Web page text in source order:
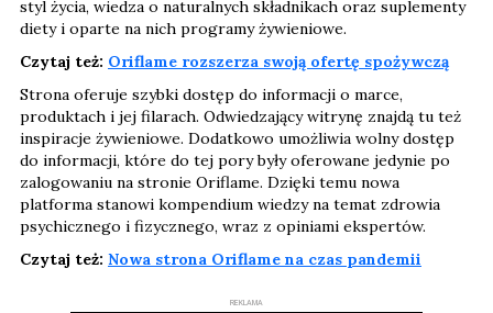
styl życia, wiedza o naturalnych składnikach oraz suplementy
diety i oparte na nich programy żywieniowe.
Czytaj też: Oriflame rozszerza swoją ofertę spożywczą
Strona oferuje szybki dostęp do informacji o marce,
produktach i jej filarach. Odwiedzający witrynę znajdą tu też
inspiracje żywieniowe. Dodatkowo umożliwia wolny dostęp
do informacji, które do tej pory były oferowane jedynie po
zalogowaniu na stronie Oriflame. Dzięki temu nowa
platforma stanowi kompendium wiedzy na temat zdrowia
psychicznego i fizycznego, wraz z opiniami ekspertów.
Czytaj też: Nowa strona Oriflame na czas pandemii
REKLAMA